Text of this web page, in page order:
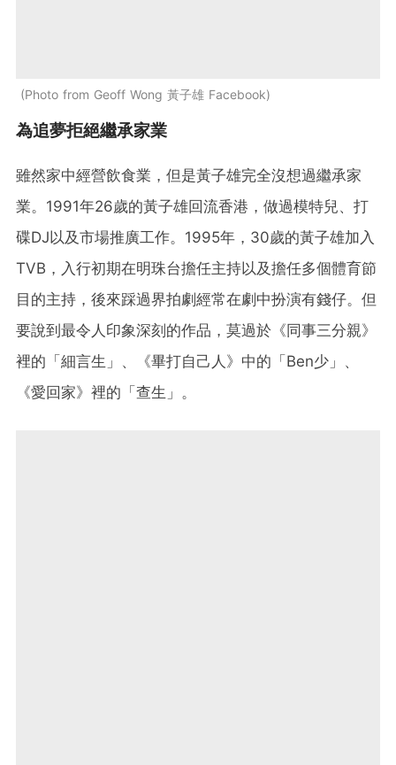
Photo from Geoff Wong 黃子雄 Facebook
為追夢拒絕繼承家業
雖然家中經營飲食業，但是黃子雄完全沒想過繼承家
業。1991年26歲的黃子雄回流香港，做過模特兒、打
碟DJ以及市場推廣工作。1995年，30歲的黃子雄加入
TVB，入行初期在明珠台擔任主持以及擔任多個體育節
目的主持，後來踩過界拍劇經常在劇中扮演有錢仔。但
要說到最令人印象深刻的作品，莫過於《同事三分親》
裡的「細言生」、《畢打自己人》中的「Ben少」、
《愛回家》裡的「查生」。